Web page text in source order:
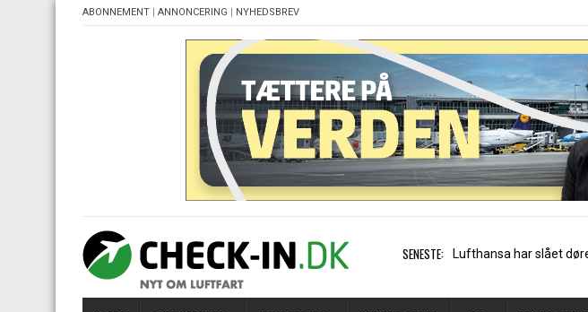
ABONNEMENT | ANNONCERING | NYHEDSBREV
SENESTE: Trods vækst: Mangler